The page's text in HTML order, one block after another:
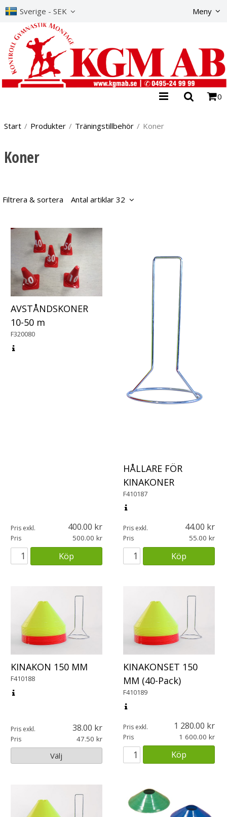
Sverige - SEK Meny
0
Start / Produkter / Träningstillbehör / Koner
Koner
Filtrera & sortera Antal artiklar 32
AVSTÅNDSKONER
10-50 m
F320080
Pris exkl. 400.00
Pris 500.00
Köp
HÅLLARE FÖR
KINAKONER
F410187
Pris exkl. 44.00
Pris 55.00
Köp
KINAKON 150 MM
F410188
Pris exkl. 38.00
Pris 47.50
Välj
KINAKONSET 150
MM (40-Pack)
F410189
Pris exkl. 1 280.00
Pris 1 600.00
Köp